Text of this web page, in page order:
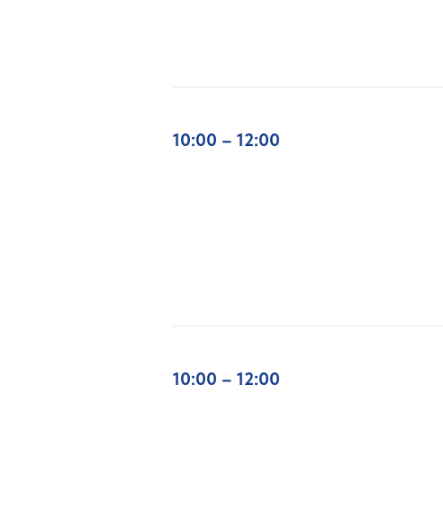
10:00 – 12:00
10:00 – 12:00